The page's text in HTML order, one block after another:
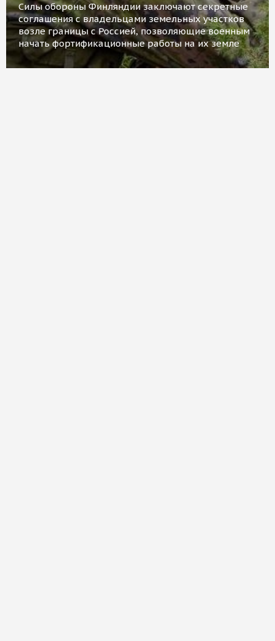
Силы обороны Финляндии заключают секретные
соглашения с владельцами земельных участков
возле границы с Россией, позволяющие военным
начать фортификационные работы на их земле